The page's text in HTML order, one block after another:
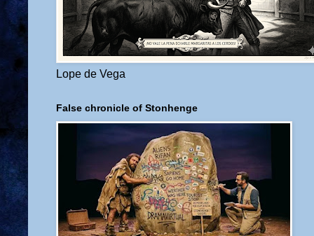
Lope de Vega
False chronicle of Stonhenge